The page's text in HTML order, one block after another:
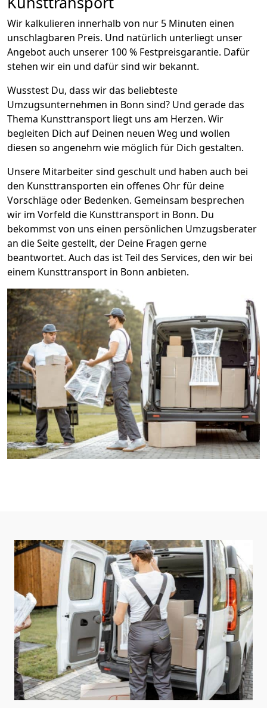
Wir kalkulieren innerhalb von nur 5 Minuten einen
unschlagbaren Preis. Und natürlich unterliegt unser
Angebot auch unserer 100 % Festpreisgarantie. Dafür
stehen wir ein und dafür sind wir bekannt.
Wusstest Du, dass wir das beliebteste
Umzugsunternehmen in Bonn sind? Und gerade das
Thema Kunsttransport liegt uns am Herzen. Wir
begleiten Dich auf Deinen neuen Weg und wollen
diesen so angenehm wie möglich für Dich gestalten.
Unsere Mitarbeiter sind geschult und haben auch bei
den Kunsttransporten ein offenes Ohr für deine
Vorschläge oder Bedenken. Gemeinsam besprechen
wir im Vorfeld die Kunsttransport in Bonn. Du
bekommst von uns einen persönlichen Umzugsberater
an die Seite gestellt, der Deine Fragen gerne
beantwortet. Auch das ist Teil des Services, den wir bei
einem Kunsttransport in Bonn anbieten.